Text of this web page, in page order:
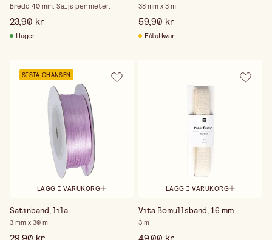
Bredd 40 mm. Säljs per meter.
23,90 kr
I lager
38 mm x 3 m
59,90 kr
Fåtal kvar
SISTA CHANSEN
LÄGG I VARUKORG
Satinband, lila
3 mm x 30 m
LÄGG I VARUKORG
Vita Bomullsband, 16 mm
3 m